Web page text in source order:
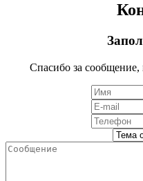
Спасибо за